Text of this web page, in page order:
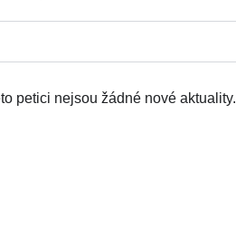
petici nejsou žádné nové aktuality.